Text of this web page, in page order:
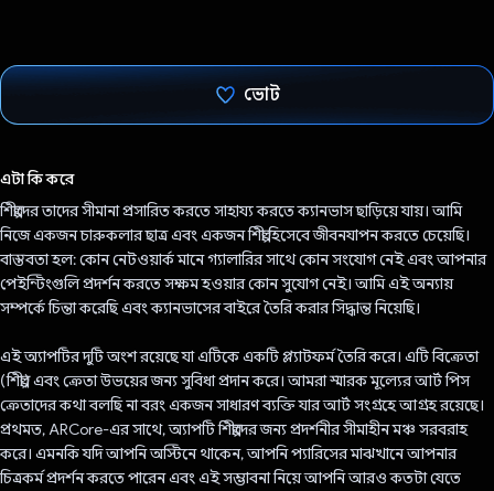
ভোট
এটা কি করে
শিল্পীদের তাদের সীমানা প্রসারিত করতে সাহায্য করতে ক্যানভাস ছাড়িয়ে যায়। আমি
নিজে একজন চারুকলার ছাত্র এবং একজন শিল্পী হিসেবে জীবনযাপন করতে চেয়েছি।
বাস্তবতা হল: কোন নেটওয়ার্ক মানে গ্যালারির সাথে কোন সংযোগ নেই এবং আপনার
পেইন্টিংগুলি প্রদর্শন করতে সক্ষম হওয়ার কোন সুযোগ নেই। আমি এই অন্যায়
সম্পর্কে চিন্তা করেছি এবং ক্যানভাসের বাইরে তৈরি করার সিদ্ধান্ত নিয়েছি।
এই অ্যাপটির দুটি অংশ রয়েছে যা এটিকে একটি প্ল্যাটফর্ম তৈরি করে। এটি বিক্রেতা
(শিল্পী) এবং ক্রেতা উভয়ের জন্য সুবিধা প্রদান করে। আমরা স্মারক মূল্যের আর্ট পিস
ক্রেতাদের কথা বলছি না বরং একজন সাধারণ ব্যক্তি যার আর্ট সংগ্রহে আগ্রহ রয়েছে।
প্রথমত, ARCore-এর সাথে, অ্যাপটি শিল্পীদের জন্য প্রদর্শনীর সীমাহীন মঞ্চ সরবরাহ
করে। এমনকি যদি আপনি অস্টিনে থাকেন, আপনি প্যারিসের মাঝখানে আপনার
চিত্রকর্ম প্রদর্শন করতে পারেন এবং এই সম্ভাবনা নিয়ে আপনি আরও কতটা যেতে